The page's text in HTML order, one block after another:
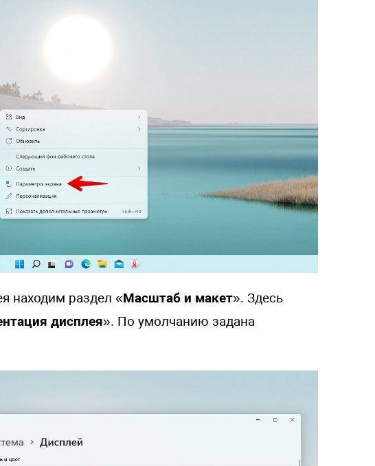
находим раздел «Масштаб и макет». Здесь
дисплея». По умолчанию задана